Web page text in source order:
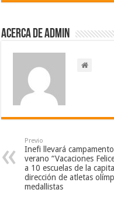
Acerca de admin
Previo
Inefi llevará
verano “Vacaciones
a 10 escuelas de la
dirección de atletas
medallistas